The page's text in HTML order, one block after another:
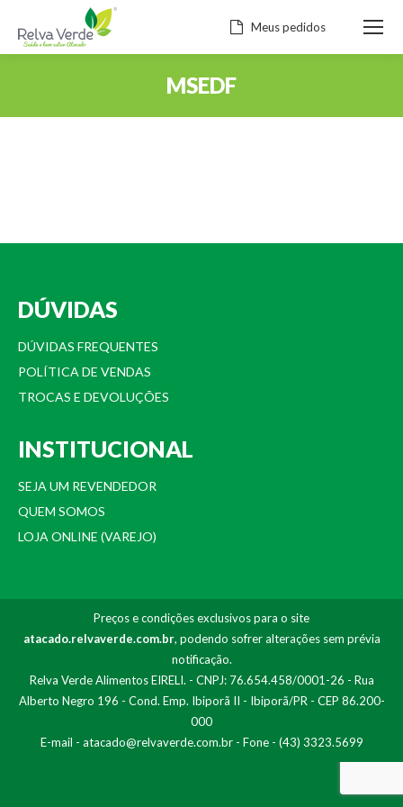
Meus pedidos
MSEDF
DÚVIDAS
DÚVIDAS FREQUENTES
POLÍTICA DE VENDAS
TROCAS E DEVOLUÇÕES
INSTITUCIONAL
SEJA UM REVENDEDOR
QUEM SOMOS
LOJA ONLINE (VAREJO)
Preços e condições exclusivos para o site
atacado.relvaverde.com.br, podendo sofrer alterações sem prévia
notificação.
Relva Verde Alimentos EIRELI. - CNPJ: 76.654.458/0001-26 - Rua
Alberto Negro 196 - Cond. Emp. Ibiporã II - Ibiporã/PR - CEP 86.200-
000
E-mail - atacado@relvaverde.com.br- Fone - (43) 3323.5699